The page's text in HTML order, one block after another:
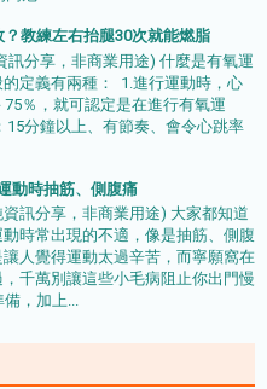
教練左右抬腿30次就能燃脂
訊分享，非商業用途) 什麼是有氧運
定義有兩種： 1.進行運動時，心
％，就可認定是在進行有氧運
分鐘以上、有節奏、會令心跳率
動時抽筋、側腹痛
訊分享，非商業用途) 大家都知道
時常出現的不適，像是抽筋、側腹
人覺得運動太過辛苦，而寧願窩在
千萬別讓這些小毛病阻止你出門慢
，加上...